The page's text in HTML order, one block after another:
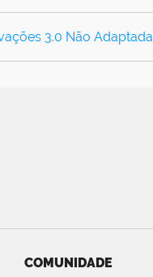
3.0 Não Adaptada
COMUNIDADE